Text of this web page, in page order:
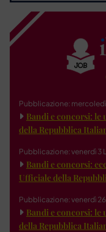
Pubblicazione:
Bandi e concorsi: le
della Repubblica
Pubblicazione: venerdì 3
Bandi e concorsi:
Ufficiale della
Pubblicazione: venerdì
Bandi e concorsi: le
della Repubblica